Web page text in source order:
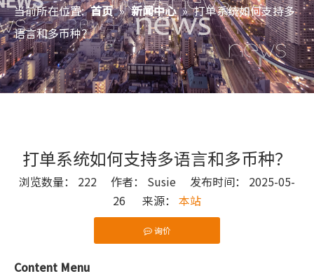
当前所在位置: 首页 » 新闻中心 » 打单系统如何支持多
语言和多币种？
打单系统如何支持多语言和多币种？
浏览数量： 222 作者： Susie 发布时间： 2025-05-
26 来源： 本站
询价
["wechat"]
Content Menu